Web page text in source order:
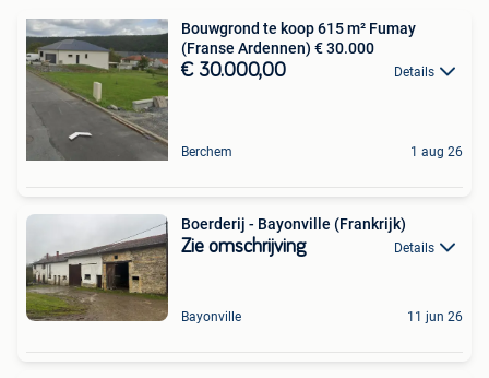
Bouwgrond te koop 615 m² Fumay
(Franse Ardennen) € 30.000
€ 30.000,00 Details
Berchem 1 aug 26
Boerderij - Bayonville (Frankrijk)
Zie omschrijving Details
Bayonville 11 jun 26